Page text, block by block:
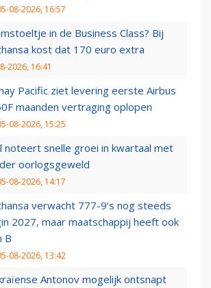
08-2026, 16:57
in de Business Class? Bij
kost dat 170 euro extra
2026, 16:41
Pacific ziet levering eerste Airbus
maanden vertraging oplopen
08-2026, 15:25
noteert snelle groei in kwartaal met
oorlogsgeweld
08-2026, 14:17
verwacht 777-9’s nog steeds
2027, maar maatschappij heeft ook
B
08-2026, 13:42
Antonov mogelijk ontsnapt